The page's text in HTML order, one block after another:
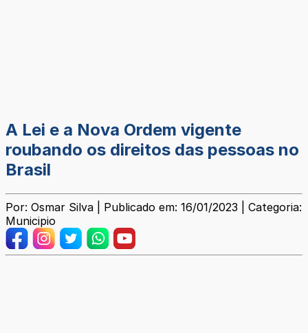
A Lei e a Nova Ordem vigente
roubando os direitos das pessoas no
Brasil
Por: Osmar Silva | Publicado em: 16/01/2023 | Categoria:
Municipio